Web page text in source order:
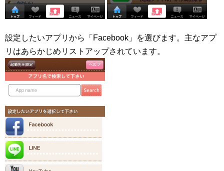
設定したいアプリから「Facebook」を選びます。主なアプ
リはあらかじめリストアップされています。